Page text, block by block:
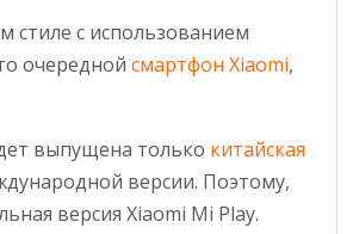
стиле с использованием
очередной смартфон Xiaomi,
выпущена только китайская
версии. Поэтому,
версия Xiaomi Mi Play.